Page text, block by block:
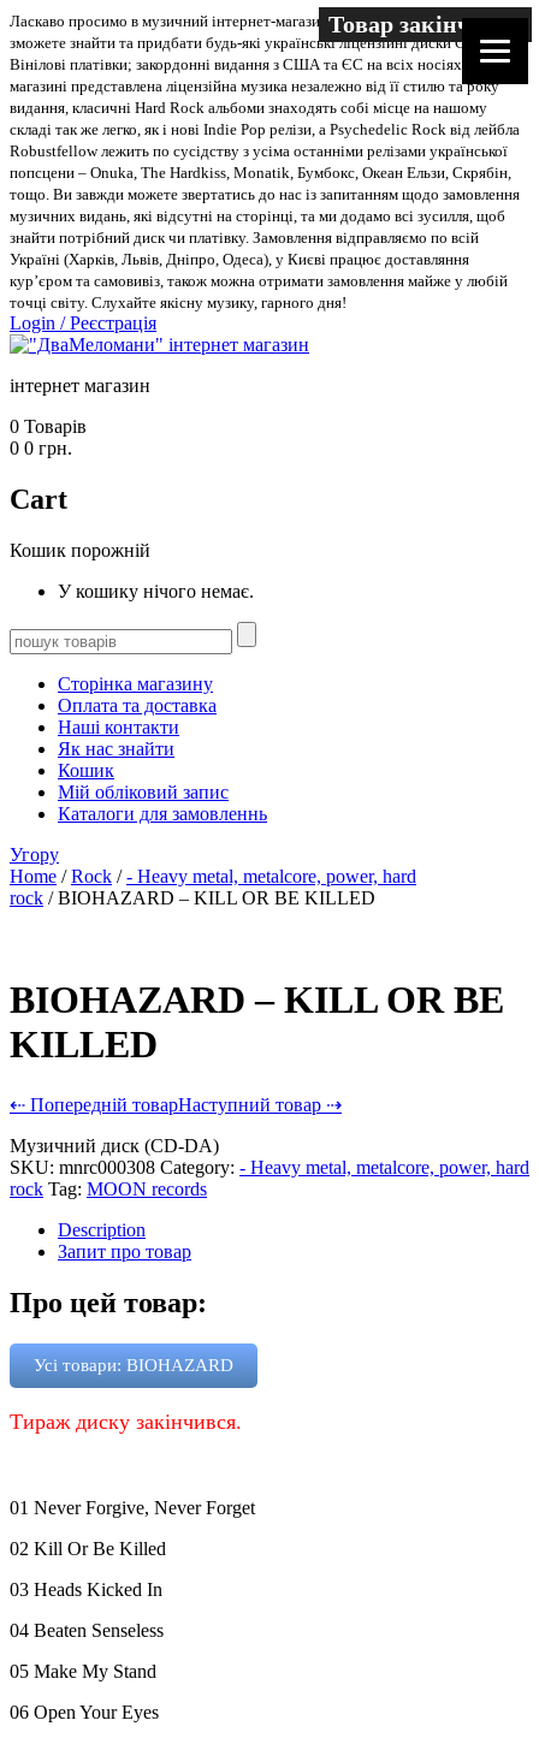
Ласкаво просимо в музичний інтернет-магазин “Два меломани”. У нас Ви
зможете знайти та придбати будь-які українські ліцензійні диски CD, DVD,
Вінілові платівки; закордонні видання з США та ЄС на всіх носіях. В
магазині представлена ліцензійна музика незалежно від її стилю та року
видання, класичні Hard Rock альбоми знаходять собі місце на нашому
складі так же легко, як і нові Indie Pop релізи, а Psychedelic Rock від лейбла
Robustfellow лежить по сусідству з усіма останніми релізами української
попсцени – Onuka, The Hardkiss, Monatik, Бумбокс, Океан Ельзи, Скрябін,
тощо. Ви завжди можете звертатись до нас із запитанням щодо замовлення
музичних видань, які відсутні на сторінці, та ми додамо всі зусилля, щоб
знайти потрібний диск чи платівку. Замовлення відправляємо по всій
Україні (Харків, Львів, Дніпро, Одеса), у Києві працює доставляння
кур’єром та самовивіз, також можна отримати замовлення майже у любій
точці світу. Слухайте якісну музику, гарного дня!
Login /Реєстрація
інтернет магазин
0 Товарів
0 0 грн.
Cart
Кошик порожній
У кошику нічого немає.
Сторінка магазину
Оплата та доставка
Наші контакти
Як нас знайти
Кошик
Мій обліковий запис
Каталоги для замовленнь
Угору
Home /Rock /- Heavy metal, metalcore, power, hard
rock / BIOHAZARD – KILL OR BE KILLED
Товар закінчився
BIOHAZARD – KILL OR BE
KILLED
⇠ Попередній товарНаступний товар ⇢
Музичний диск (CD-DA)
SKU: mnrc000308 Category: - Heavy metal, metalcore, power, hard
rock Tag: MOON records
Description
Запит про товар
Про цей товар:
Усі товари: BIOHAZARD
Тираж диску закінчився.
01 Never Forgive, Never Forget
02 Kill Or Be Killed
03 Heads Kicked In
04 Beaten Senseless
05 Make My Stand
06 Open Your Eyes